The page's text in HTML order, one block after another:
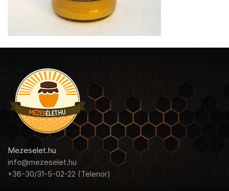
Mezeselet.hu
info@mezeselet.hu
+36-30/31-5-02-22 (Telenor)